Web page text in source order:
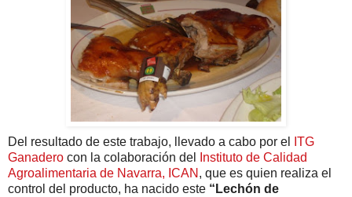
Del resultado de este trabajo, llevado a cabo por el
ITG
Ganadero con la colaboración del
Instituto de Calidad
Agroalimentaria de Navarra, ICAN , que es quien realiza el
control del producto, ha nacido este “Lechón de